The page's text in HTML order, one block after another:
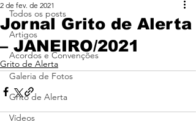
Todos os posts
Artigos
Acordos e Convenções
Galeria de Fotos
Grito de Alerta
Vídeos
Jornal Grito de Alerta
– JANEIRO/2021
2 de fev. de 2021
Grito de Alerta